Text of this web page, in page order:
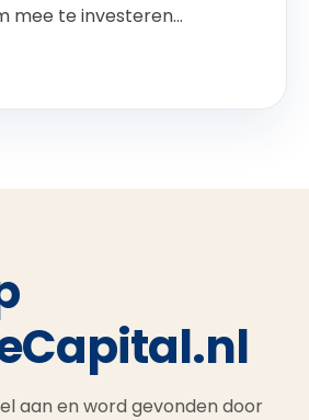
mee te investeren...
aan en word gevonden door